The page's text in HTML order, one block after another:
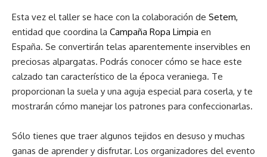
Esta vez el taller se hace con la colaboración de Setem,
entidad que coordina la Campaña Ropa Limpia en
España. Se convertirán telas aparentemente inservibles en
preciosas alpargatas. Podrás conocer cómo se hace este
calzado tan característico de la época veraniega. Te
proporcionan la suela y una aguja especial para coserla, y te
mostrarán cómo manejar los patrones para confeccionarlas.
Sólo tienes que traer algunos tejidos en desuso y muchas
ganas de aprender y disfrutar. Los organizadores del evento